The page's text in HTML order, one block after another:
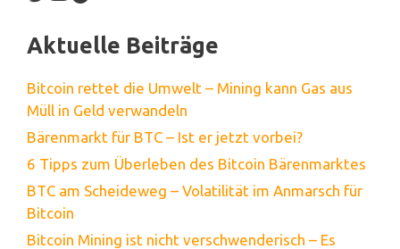
Aktuelle Beiträge
Bitcoin rettet die Umwelt – Mining kann Gas aus
Müll in Geld verwandeln
Bärenmarkt für BTC – Ist er jetzt vorbei?
6 Tipps zum Überleben des Bitcoin Bärenmarktes
BTC am Scheideweg – Volatilität im Anmarsch für
Bitcoin
Bitcoin Mining ist nicht verschwenderisch – Es